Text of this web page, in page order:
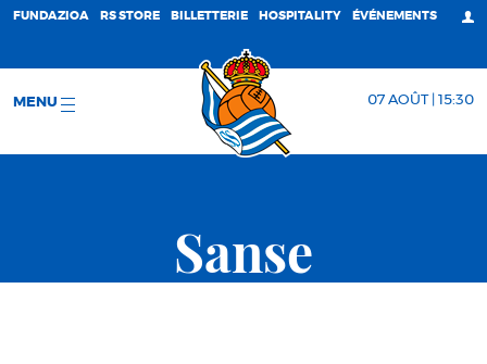
FUNDAZIOA RS STORE BILLETTERIE HOSPITALITY ÉVÉNEMENTS
MENU 07 AOÛT | 15:30
Sanse